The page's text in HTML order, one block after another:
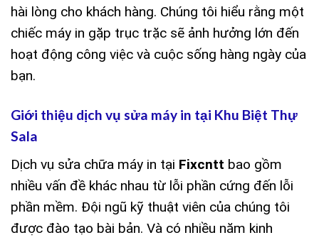
hài lòng cho khách hàng. Chúng tôi hiểu rằng một
chiếc máy in gặp trục trặc sẽ ảnh hưởng lớn đến
hoạt động công việc và cuộc sống hàng ngày của
bạn.
Giới thiệu dịch vụ sửa máy in tại Khu Biệt Thự
Sala
Dịch vụ sửa chữa máy in tại Fixcntt bao gồm
nhiều vấn đề khác nhau từ lỗi phần cứng đến lỗi
phần mềm. Đội ngũ kỹ thuật viên của chúng tôi
được đào tạo bài bản. Và có nhiều năm kinh